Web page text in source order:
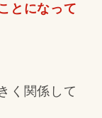
とになって
く関係して